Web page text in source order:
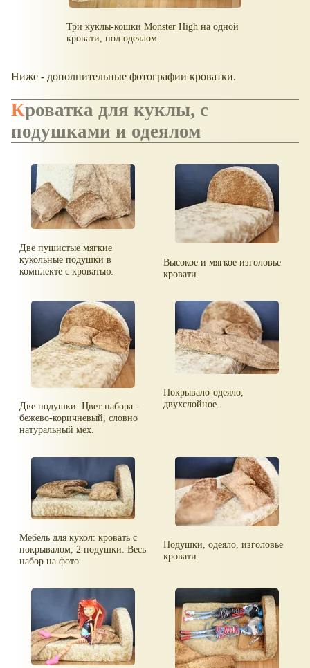
Три куклы-кошки Monster High на одной
кровати, под одеялом.
Ниже - дополнительные фотографии кроватки.
Кроватка для куклы, с
подушками и одеялом
Две пушистые мягкие
кукольные подушки в
комплекте с кроватью.
Высокое и мягкое изголовье
кровати.
Две подушки. Цвет набора -
бежево-коричневый, словно
натуральный мех.
Покрывало-одеяло,
двухслойное.
Мебель для кукол: кровать с
покрывалом, 2 подушки. Весь
набор на фото.
Подушки, одеяло, изголовье
кровати.